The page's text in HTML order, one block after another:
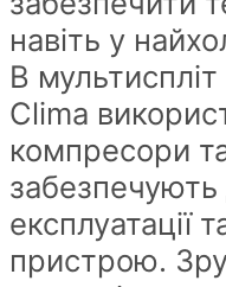
навіть у
В
Clima
компресори
забезпечують
експлуатації
пристрою.